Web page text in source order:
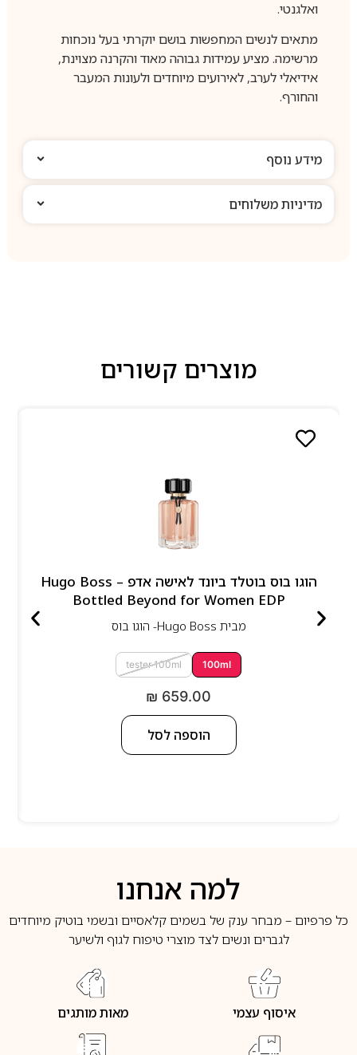
ואלגנטי.
מתאים לנשים המחפשות בושם יוקרתי בעל נוכחות
מרשימה. מציע עמידות גבוהה מאוד והקרנה מצוינת,
אידיאלי לערב, לאירועים מיוחדים ולעונות המעבר
והחורף.
מידע נוסף
מדיניות משלוחים
מוצרים קשורים
הוגו בוס בוטלד ביונד לאישה אדפ – Hugo Boss
Bottled Beyond for Women EDP
מבית Hugo Boss- הוגו בוס
100ml
tester 100ml
₪ 659.00
הוספה לסל
למה אנחנו
כל פרפיום – מבחר ענק של בשמים קלאסיים ובשמי בוטיק מיוחדים
לגברים ונשים לצד מוצרי טיפוח לגוף ולשיער
איסוף עצמי מאות מותגים